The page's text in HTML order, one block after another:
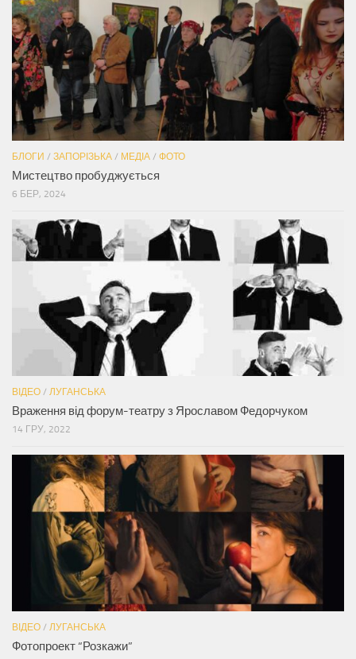
БЛОГИ / ЗАПОРІЗЬКА / МЕДІА / ФОТО
Мистецтво пробуджується
6 БЕР, 2024
ВІДЕО / ЛУГАНСЬКА
Враження від форум-театру з Ярославом Федорчуком
14 ГРУ, 2022
ВІДЕО / ЛУГАНСЬКА
Фотопроект “Розкажи”